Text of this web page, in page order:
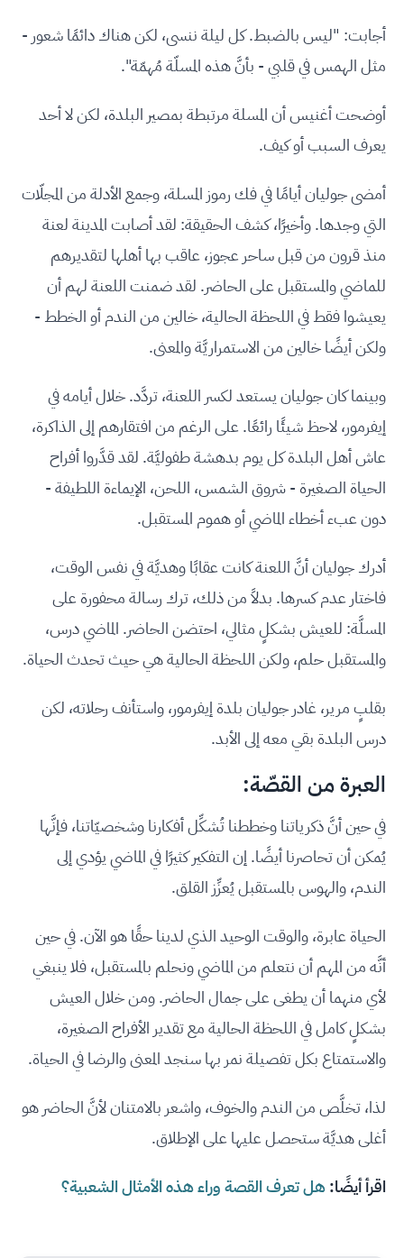
أجابت: "ليس بالضبط. كل ليلة ننسى، لكن هناك دائمًا شعور -
مثل الهمس في قلبي - بأنَّ هذه المسلّة مُهمّة".
أوضحت أغنيس أن المسلة مرتبطة بمصير البلدة، لكن لا أحد
يعرف السبب أو كيف.
أمضى جوليان أيامًا في فك رموز المسلة، وجمع الأدلة من المجلّات
التي وجدها. وأخيرًا، كشف الحقيقة: لقد أصابت المدينة لعنة
منذ قرون من قبل ساحر عجوز، عاقب بها أهلها لتقديرهم
للماضي والمستقبل على الحاضر. لقد ضمنت اللعنة لهم أن
يعيشوا فقط في اللحظة الحالية، خالين من الندم أو الخطط -
ولكن أيضًا خالين من الاستمراريَّة والمعنى.
وبينما كان جوليان يستعد لكسر اللعنة، تردَّد. خلال أيامه في
إيفرمور، لاحظ شيئًا رائعًا. على الرغم من افتقارهم إلى الذاكرة،
عاش أهل البلدة كل يوم بدهشة طفوليَّة. لقد قدَّروا أفراح
الحياة الصغيرة - شروق الشمس، اللحن، الإيماءة اللطيفة -
دون عبء أخطاء الماضي أو هموم المستقبل.
أدرك جوليان أنَّ اللعنة كانت عقابًا وهديَّة في نفس الوقت،
فاختار عدم كسرها. بدلاً من ذلك، ترك رسالة محفورة على
المسلَّة: للعيش بشكلٍ مثالي، احتضن الحاضر. الماضي درس،
والمستقبل حلم، ولكن اللحظة الحالية هي حيث تحدث الحياة.
بقلبٍ مرير، غادر جوليان بلدة إيفرمور، واستأنف رحلاته، لكن
درس البلدة بقي معه إلى الأبد.
العبرة من القصّة:
في حين أنَّ ذكرياتنا وخططنا تُشكِّل أفكارنا وشخصيّاتنا، فإنَّها
يُمكن أن تحاصرنا أيضًا. إن التفكير كثيرًا في الماضي يؤدي إلى
الندم، والهوس بالمستقبل يُعزِّز القلق.
الحياة عابرة، والوقت الوحيد الذي لدينا حقًا هو الآن. في حين
أنَّه من المهم أن نتعلم من الماضي ونحلم بالمستقبل، فلا ينبغي
لأي منهما أن يطغى على جمال الحاضر. ومن خلال العيش
بشكلٍ كامل في اللحظة الحالية مع تقدير الأفراح الصغيرة،
والاستمتاع بكل تفصيلة نمر بها سنجد المعنى والرضا في الحياة.
لذا، تخلَّص من الندم والخوف، واشعر بالامتنان لأنَّ الحاضر هو
أغلى هديَّة ستحصل عليها على الإطلاق.
اقرأ أيضًا:هل تعرف القصة وراء هذه الأمثال الشعبية؟